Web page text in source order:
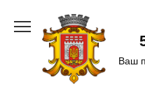
Ваш